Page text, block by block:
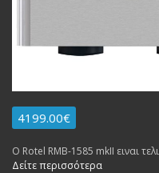
4199.00€
Ο Rotel RMB-1585 mkII ειναι
Δείτε περισσότερα